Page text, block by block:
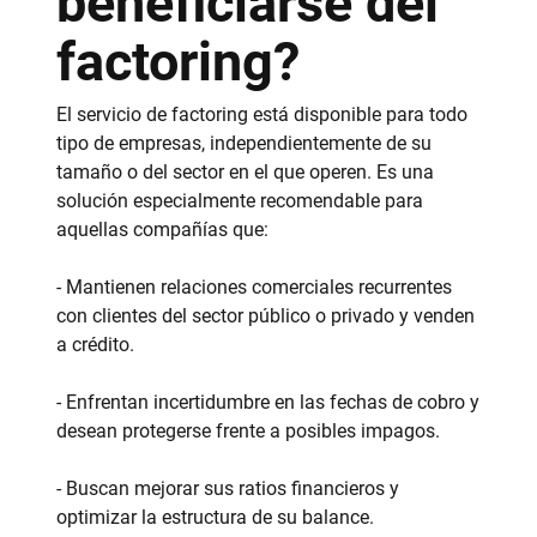
factoring?
El servicio de factoring está disponible para todo
tipo de empresas, independientemente de su
tamaño o del sector en el que operen. Es una
solución especialmente recomendable para
aquellas compañías que:
- Mantienen relaciones comerciales recurrentes
con clientes del sector público o privado y venden
a crédito.
- Enfrentan incertidumbre en las fechas de cobro y
desean protegerse frente a posibles impagos.
- Buscan mejorar sus ratios financieros y
optimizar la estructura de su balance.